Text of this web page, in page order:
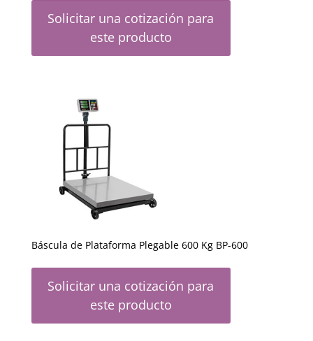
Solicitar una cotización para
este producto
Báscula de Plataforma Plegable 600 Kg BP-600
Solicitar una cotización para
este producto